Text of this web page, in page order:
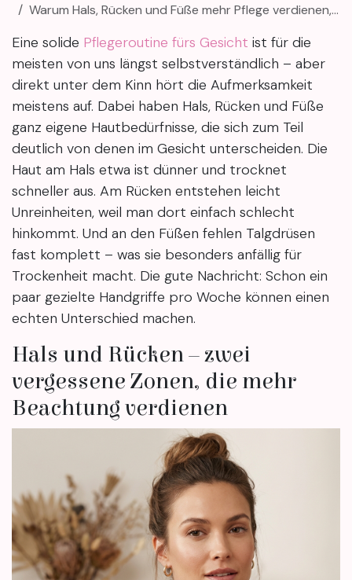
Warum Hals, Rücken und Füße mehr Pflege verdienen, als du denkst
Eine solide Pflegeroutine fürs Gesicht ist für die
meisten von uns längst selbstverständlich – aber
direkt unter dem Kinn hört die Aufmerksamkeit
meistens auf. Dabei haben Hals, Rücken und Füße
ganz eigene Hautbedürfnisse, die sich zum Teil
deutlich von denen im Gesicht unterscheiden. Die
Haut am Hals etwa ist dünner und trocknet
schneller aus. Am Rücken entstehen leicht
Unreinheiten, weil man dort einfach schlecht
hinkommt. Und an den Füßen fehlen Talgdrüsen
fast komplett – was sie besonders anfällig für
Trockenheit macht. Die gute Nachricht: Schon ein
paar gezielte Handgriffe pro Woche können einen
echten Unterschied machen.
Hals und Rücken – zwei
vergessene Zonen, die mehr
Beachtung verdienen